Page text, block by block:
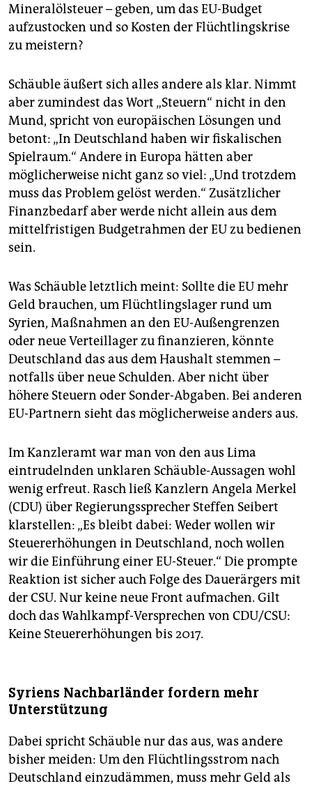
Mineralölsteuer – geben, um das EU-Budget
aufzustocken und so Kosten der Flüchtlingskrise
zu meistern?
Schäuble äußert sich alles andere als klar. Nimmt
aber zumindest das Wort „Steuern“ nicht in den
Mund, spricht von europäischen Lösungen und
betont: „In Deutschland haben wir fiskalischen
Spielraum.“ Andere in Europa hätten aber
möglicherweise nicht ganz so viel: „Und trotzdem
muss das Problem gelöst werden.“ Zusätzlicher
Finanzbedarf aber werde nicht allein aus dem
mittelfristigen Budgetrahmen der EU zu bedienen
sein.
Was Schäuble letztlich meint: Sollte die EU mehr
Geld brauchen, um Flüchtlingslager rund um
Syrien, Maßnahmen an den EU-Außengrenzen
oder neue Verteillager zu finanzieren, könnte
Deutschland das aus dem Haushalt stemmen –
notfalls über neue Schulden. Aber nicht über
höhere Steuern oder Sonder-Abgaben. Bei anderen
EU-Partnern sieht das möglicherweise anders aus.
Im Kanzleramt war man von den aus Lima
eintrudelnden unklaren Schäuble-Aussagen wohl
wenig erfreut. Rasch ließ Kanzlern Angela Merkel
(CDU) über Regierungssprecher Steffen Seibert
klarstellen: „Es bleibt dabei: Weder wollen wir
Steuererhöhungen in Deutschland, noch wollen
wir die Einführung einer EU-Steuer.“ Die prompte
Reaktion ist sicher auch Folge des Dauerärgers mit
der CSU. Nur keine neue Front aufmachen. Gilt
doch das Wahlkampf-Versprechen von CDU/CSU:
Keine Steuererhöhungen bis 2017.
Syriens Nachbarländer fordern mehr
Unterstützung
Dabei spricht Schäuble nur das aus, was andere
bisher meiden: Um den Flüchtlingsstrom nach
Deutschland einzudämmen, muss mehr Geld als